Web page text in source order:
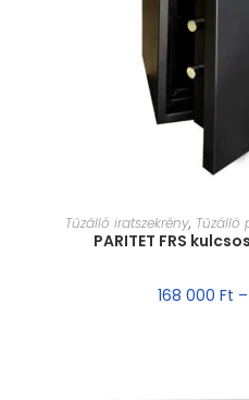
MÉRET
Tűzálló iratszekrény, Tűzálló
PARITET FRS
168 000 Ft –